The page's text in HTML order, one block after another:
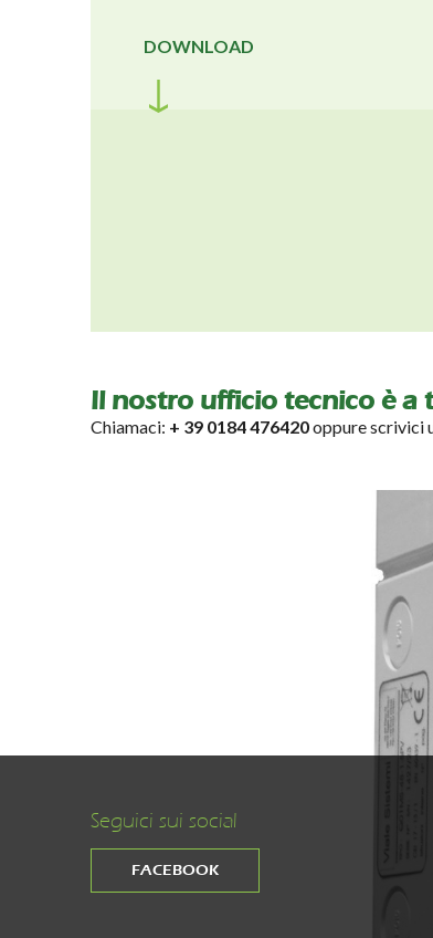
DOWNLOAD
Il nostro ufficio tecnico è a
Chiamaci: + 39 0184 476420oppure scrivici
Seguici sui social
FACEBOOK